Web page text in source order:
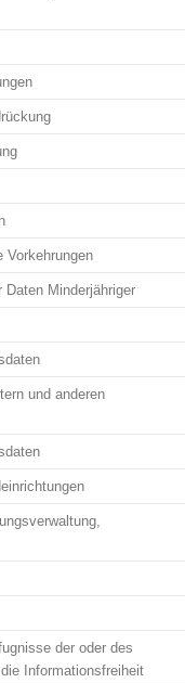
Vorkehrungen
Daten Minderjähriger
und anderen
der oder des
Informationsfreiheit